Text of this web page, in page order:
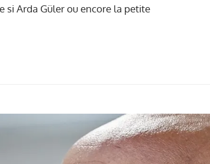
si Arda Güler ou encore la petite